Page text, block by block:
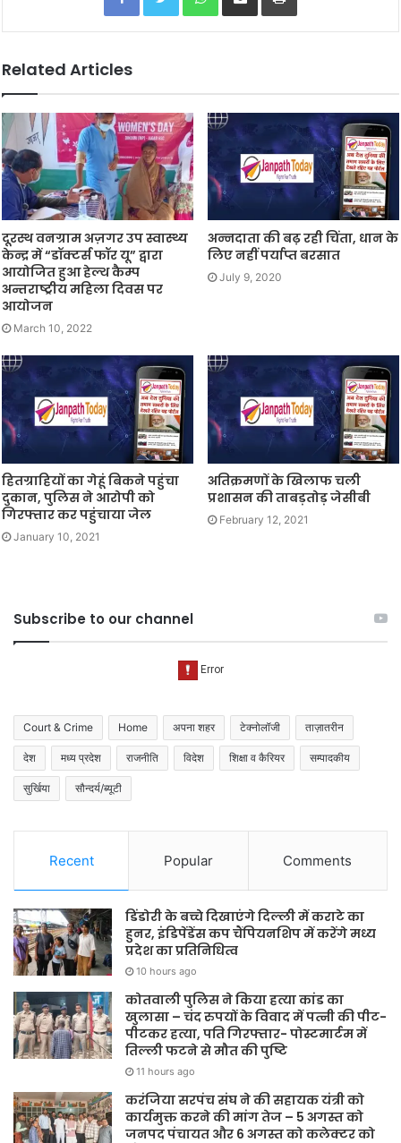
Related Articles
दूरस्थ वनग्राम अज़गर उप स्वास्थ्य
केन्द्र में “डॉक्टर्स फॉर यू” द्वारा
आयोजित हुआ हेल्थ कैम्प
अन्तराष्ट्रीय महिला दिवस पर
आयोजन
March 10, 2022
अन्नदाता की बढ़ रही चिंता, धान के
लिए नहीं पर्याप्त बरसात
July 9, 2020
हितग्राहियों का गेहूं बिकने पहुंचा
दुकान, पुलिस ने आरोपी को
गिरफ्तार कर पहुंचाया जेल
January 10, 2021
अतिक्रमणों के खिलाफ चली
प्रशासन की ताबड़तोड़ जेसीबी
February 12, 2021
Subscribe to our channel
Court & Crime Home अपना शहर टेक्नोलॉजी ताज़ातरीन
देश मध्य प्रदेश राजनीति विदेश शिक्षा व कैरियर सम्पादकीय
सुर्खिया सौन्दर्य/ब्यूटी
Recent Popular Comments
डिंडोरी के बच्चे दिखाएंगे दिल्ली में कराटे का
हुनर, इंडिपेंडेंस कप चैंपियनशिप में करेंगे मध्य
प्रदेश का प्रतिनिधित्व
10 hours ago
कोतवाली पुलिस ने किया हत्या कांड का
खुलासा – चंद रुपयों के विवाद में पत्नी की पीट-
पीटकर हत्या, पति गिरफ्तार- पोस्टमार्टम में
तिल्ली फटने से मौत की पुष्टि
11 hours ago
करंजिया सरपंच संघ ने की सहायक यंत्री को
कार्यमुक्त करने की मांग तेज – 5 अगस्त को
जनपद पंचायत और 6 अगस्त को कलेक्टर को